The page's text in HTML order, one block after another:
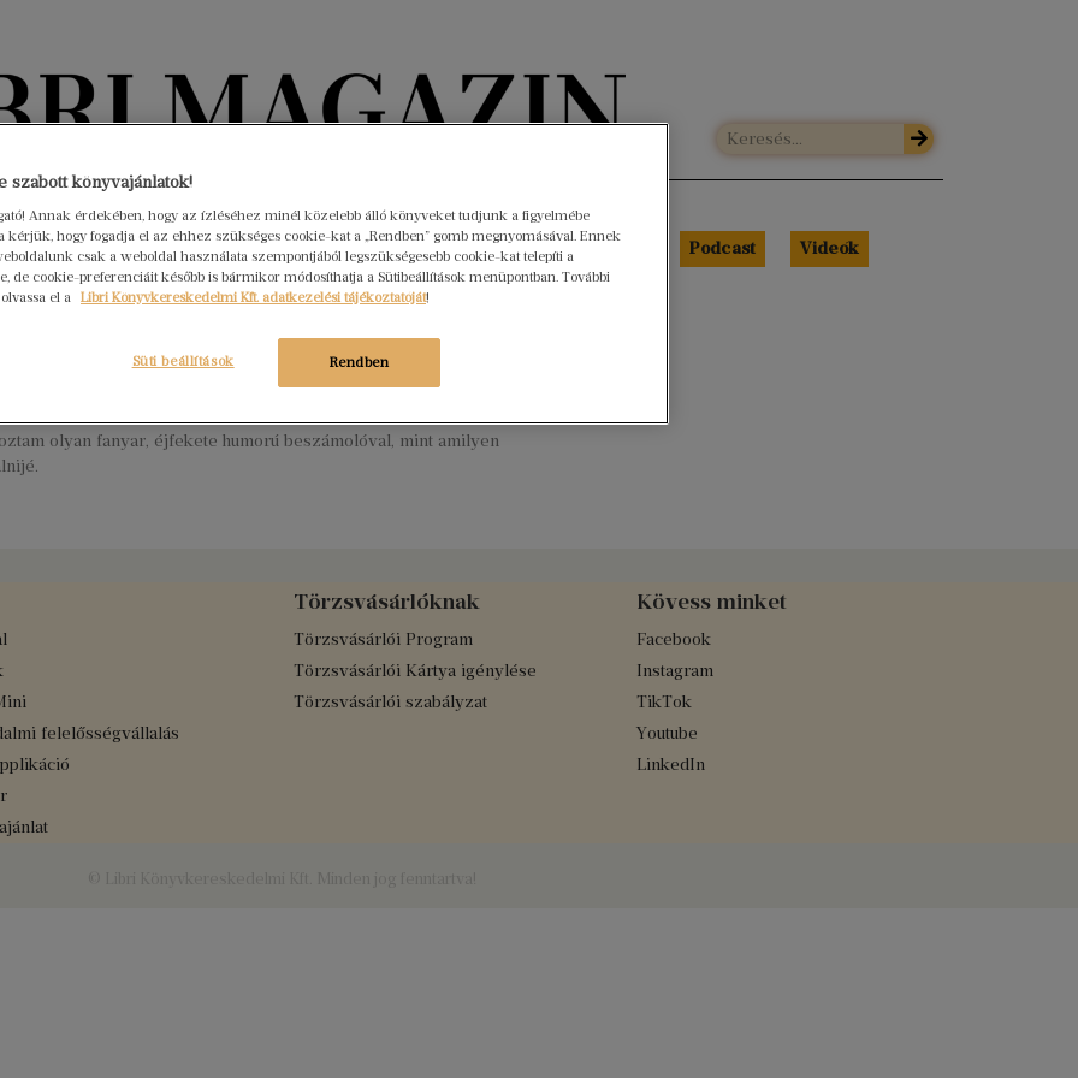
Könyvektől az olvasókig
Interjúk Beleolvasó A hónap könyvei HÍREK Libri Portré Podcast Videók
Oleg Navalnij könyvéhez
olyan fanyar, éjfekete humorú beszámolóval, mint amilyen
felelősségvállalás
Törzsvásárlóknak
Törzsvásárlói Program
Törzsvásárlói Kártya igénylése
Törzsvásárlói szabályzat
Kövess minket
Facebook
Instagram
TikTok
Youtube
LinkedIn
szabott könyvajánlatok!
Annak érdekében, hogy az ízléséhez minél közelebb álló könyveket tudjunk a figyelmébe
kérjük, hogy fogadja el az ehhez szükséges cookie-kat a „Rendben” gomb megnyomásával. Ennek
csak a weboldal használata szempontjából legszükségesebb cookie-kat telepíti a
de cookie-preferenciáit később is bármikor módosíthatja a Sütibeállítások menüpontban. További
el a Libri Könyvkereskedelmi Kft. adatkezelési tájékoztatóját!
Rendben
Süti beállítások